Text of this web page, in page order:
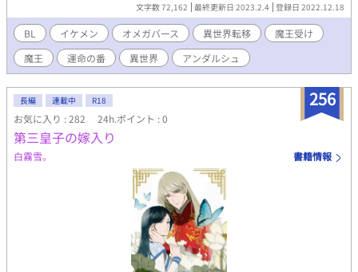
持ちとは裏腹に憎き人間であるリヒトと体を重ねずにいられなか
ったルシファーだったが、次第にリヒトの人柄や考え方にも惹か
れていく。 ルシファーはリヒトを元の世界に帰すことでアルファ
に戻り、魔王として返り咲こうと奮闘するが……。
文字数 72,162 最終更新日 2023.2.4 登録日 2022.12.18
BL イケメン オメガバース 異世界転移
魔王受け
魔王
運命の番 異世界 アンダルシュ
256
長編 連載中 R18
お気に入り : 282 24h.ポイント : 0
第三皇子の嫁入り
白霧雪。 書籍情報